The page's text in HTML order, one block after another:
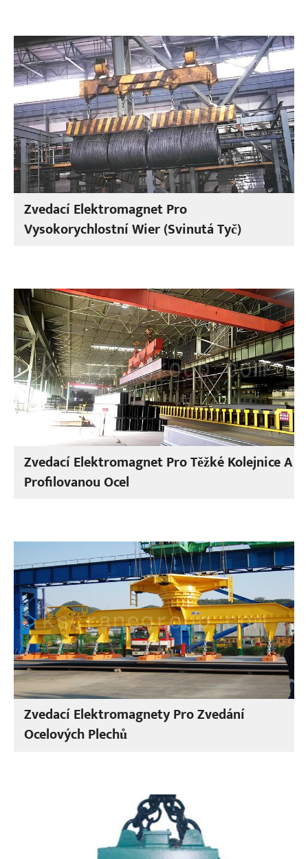
Zvedací Elektromagnet Pro
Vysokorychlostní Wier (svinutá Tyč)
Zvedací Elektromagnet Pro Těžké Kolejnice A
Profilovanou Ocel
Zvedací Elektromagnety Pro Zvedání
Ocelových Plechů